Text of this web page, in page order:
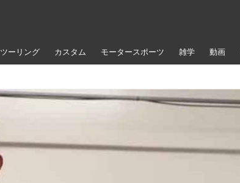
ツーリング カスタム モータースポーツ 雑学 動画